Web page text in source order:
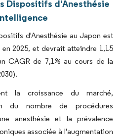
Dispositifs d'Anesthésie
d'Anesthésie au Japon est
2025, et devrait atteindre 1,15
CAGR de 7,1% au cours de la
la croissance du marché,
du nombre de procédures
anesthésie et la prévalence
associée à l'augmentation